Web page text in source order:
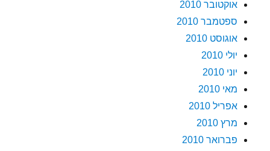
אוקטובר 2010
ספטמבר 2010
אוגוסט 2010
יולי 2010
יוני 2010
מאי 2010
אפריל 2010
מרץ 2010
פברואר 2010